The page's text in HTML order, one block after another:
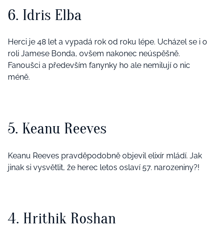
6. Idris Elba
Herci je 48 let a vypadá rok od roku lépe. Ucházel se i o
roli Jamese Bonda, ovšem nakonec neúspěšně.
Fanoušci a především fanynky ho ale nemilují o nic
méně.
5. Keanu Reeves
Keanu Reeves pravděpodobně objevil elixír mládí. Jak
jinak si vysvětlit, že herec letos oslaví 57. narozeniny?!
4. Hrithik Roshan